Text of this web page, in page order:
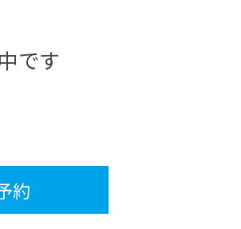
です
約